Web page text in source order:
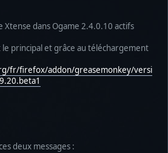
Xtense dans Ogame 2.4.0.10 actifs
principal et grâce au téléchargement
fr/firefox/addon/greasemonkey/versi
deux messages :